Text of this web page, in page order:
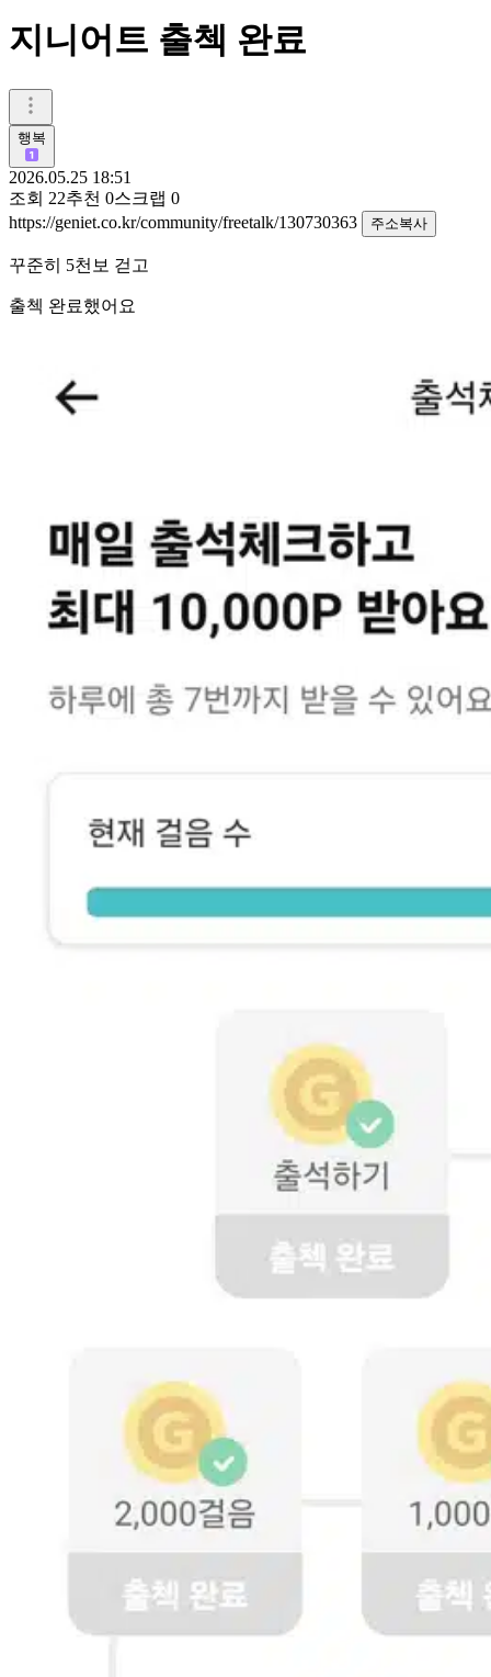
지니어트 출첵 완료
행복
2026.05.25 18:51
조회 22추천 0스크랩 0
https://geniet.co.kr/community/freetalk/130730363
주소복사
꾸준히 5천보 걷고
출첵 완료했어요